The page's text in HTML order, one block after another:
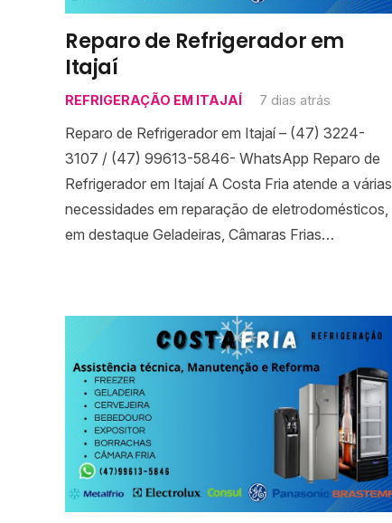
Reparo de Refrigerador em
Itajaí
REFRIGERAÇÃO EM ITAJAÍ 7 dias atrás
Reparo de Refrigerador em Itajaí – (47) 3224-
3107 / (47) 99613-5846- WhatsApp Reparo de
Refrigerador em Itajaí A Costa Fria atende a várias
necessidades em reparação de eletrodomésticos,
em destaque Geladeiras, Câmaras Frias…